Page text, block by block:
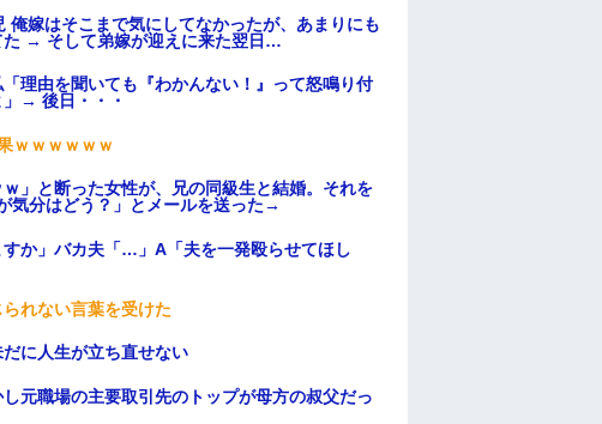
俺嫁はそこまで気にしてなかったが、あまりにも
た → そして弟嫁が迎えに来た翌日…
理由を聞いても『わかんない！』って怒鳴り付
→ 後日・・・
ｗｗｗｗｗｗ
」と断った女性が、兄の同級生と結婚。それを
気分はどう？」とメールを送った→
か」バカ夫「…」A「夫を一発殴らせてほし
れない言葉を受けた
に人生が立ち直せない
元職場の主要取引先のトップが母方の叔父だっ